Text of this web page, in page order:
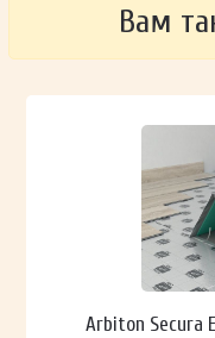
Вам
Arbiton Secura